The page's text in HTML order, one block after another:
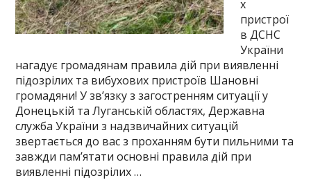
х
пристрої
в ДСНС
України
нагадує громадянам правила дій при виявленні
підозрілих та вибухових пристроїв Шановні
громадяни! У зв’язку з загостренням ситуації у
Донецькій та Луганській областях, Державна
служба України з надзвичайних ситуацій
звертається до вас з проханням бути пильними та
завжди пам’ятати основні правила дій при
виявленні підозрілих …